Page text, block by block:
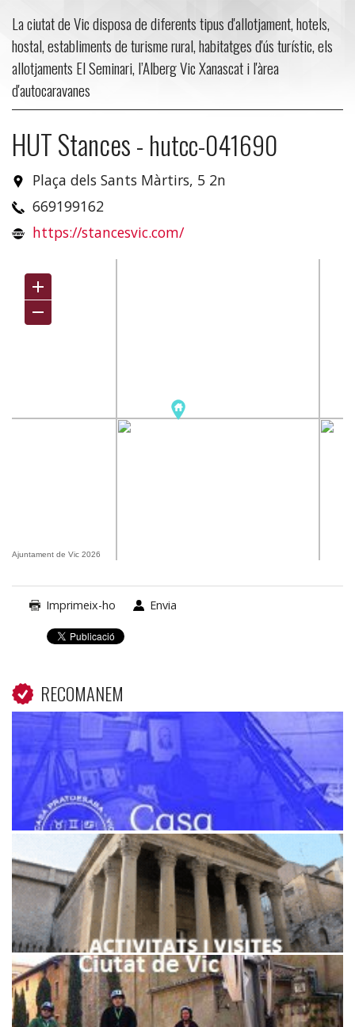
La ciutat de Vic disposa de diferents tipus d'allotjament, hotels,
hostal, establiments de turisme rural, habitatges d'ús turístic, els
allotjaments El Seminari, l’Alberg Vic Xanascat i l'àrea
d'autocaravanes
HUT Stances- hutcc-041690
Plaça dels Sants Màrtirs, 5 2n
669199162
https://stancesvic.com/
Ajuntament de Vic 2026
Imprimeix-ho Envia
RECOMANEM